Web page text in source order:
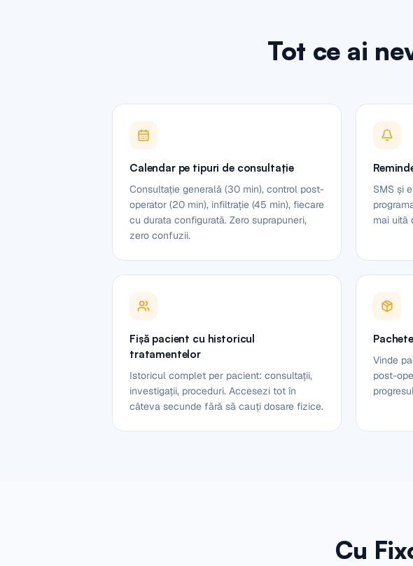
Tot ce ai
Calendar pe tipuri de consultație
Consultație generală (30 min), control post-
operator (20 min), infiltrație (45 min), fiecare
cu durata configurată. Zero suprapuneri,
zero confuzii.
SMS și
mai uită
Fișă pacient cu historicul
tratamentelor
Istoricul complet per pacient: consultații,
investigații, proceduri. Accesezi tot în
câteva secunde fără să cauți dosare fizice.
Vinde
post-
Cu